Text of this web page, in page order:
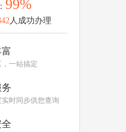
99%
人成功办理
一站搞定
实时同步供您查询